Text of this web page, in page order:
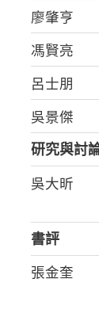
廖肇亨
馮賢亮
呂士朋
吳景傑
研究與討
吳大昕
書評
張金奎